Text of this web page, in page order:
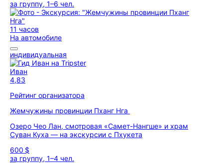
за группу, 1–6 чел.
11 часов
На автомобиле
индивидуальная
Иван
4,83
Рейтинг организатора
Жемчужины провинции Пханг Нга
Озеро Чео Лан, смотровая «Самет-Нангше» и храм
Суван Куха — на экскурсии с Пхукета
600 $
за группу, 1–4 чел.